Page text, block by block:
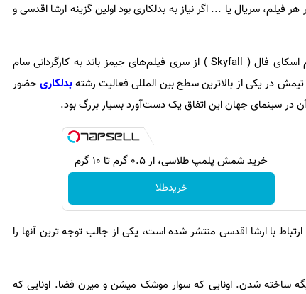
فیلم، سریال یا ... اگر نیاز به بدلکاری بود اولین گزینه ارشا اقدسی و
جالبترین اتفاق وقتی رخ داد که ارشا و گروهش در فیلم اسکای فال ( Skyfall ) از سری فیلم‌های جیمز باند به کارگردانی سام
بدلکاریحضور
در سینمای جهان این اتفاق یک دست‌آورد بسیار بزرگ بود.
خرید شمش پلمپ طلاسی، از ۰.۵ گرم تا ۱۰ گرم
خریدطلا
با ارشا اقدسی منتشر شده است، یکی از جالب توجه ترین آنها را
ساخته شدن. اونایی که سوار موشک میشن و میرن فضا. اونایی که